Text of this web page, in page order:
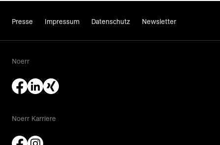
Presse Impressum Datenschutz Newsletter
Noerr
Noerr Karriere